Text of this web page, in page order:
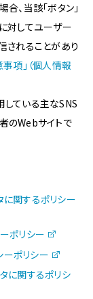
、当該「ボタン」
対してユーザー
されることがあり
項」（個人情報
ている主なSNS
のWebサイトで
関するポリシー
ポリシー
ポリシー
に関するポリシ